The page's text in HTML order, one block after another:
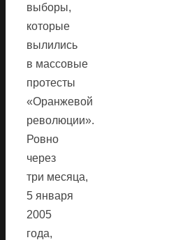
выборы,
которые
вылились
в массовые
протесты
«Оранжевой
революции».
Ровно
через
три месяца,
5 января
2005
года,